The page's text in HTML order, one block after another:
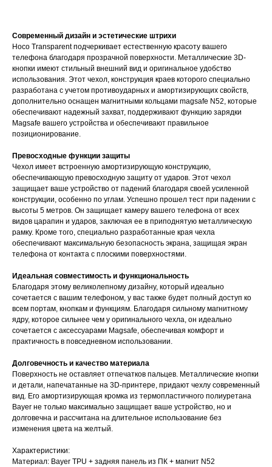
Современный дизайн и эстетические штрихи
Hoco Transparent подчеркивает естественную красоту вашего
телефона благодаря прозрачной поверхности. Металлические 3D-
кнопки имеют стильный внешний вид и оригинальное удобство
использования. Этот чехол, конструкция краев которого специально
разработана с учетом противоударных и амортизирующих свойств,
дополнительно оснащен магнитными кольцами magsafe N52, которые
обеспечивают надежный захват, поддерживают функцию зарядки
Magsafe вашего устройства и обеспечивают правильное
позиционирование.
Превосходные функции защиты
Чехол имеет встроенную амортизирующую конструкцию,
обеспечивающую превосходную защиту от ударов. Этот чехол
защищает ваше устройство от падений благодаря своей усиленной
конструкции, особенно по углам. Успешно прошел тест при падении с
высоты 5 метров. Он защищает камеру вашего телефона от всех
видов царапин и ударов, заключая ее в приподнятую металлическую
рамку. Кроме того, специально разработанные края чехла
обеспечивают максимальную безопасность экрана, защищая экран
телефона от контакта с плоскими поверхностями.
Идеальная совместимость и функциональность
Благодаря этому великолепному дизайну, который идеально
сочетается с вашим телефоном, у вас также будет полный доступ ко
всем портам, кнопкам и функциям. Благодаря сильному магнитному
ядру, которое сильнее чем у оригинального чехла, он идеально
сочетается с аксессуарами Magsafe, обеспечивая комфорт и
практичность в повседневном использовании.
Долговечность и качество материала
Поверхность не оставляет отпечатков пальцев. Металлические кнопки
и детали, напечатанные на 3D-принтере, придают чехлу современный
вид. Его амортизирующая кромка из термопластичного полиуретана
Bayer не только максимально защищает ваше устройство, но и
долговечна и рассчитана на длительное использование без
изменения цвета на желтый.
Характеристики:
Материал: Bayer TPU + задняя панель из ПК + магнит N52